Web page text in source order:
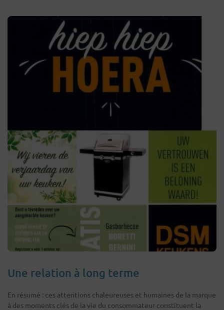
Une relation à long terme
En résumé : ces attentions chaleureuses et humaines de la marque
à des moments clés de la vie du consommateur constituent la